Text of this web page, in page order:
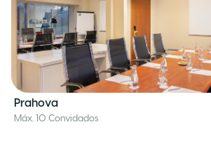
Prahova
Máx. 10 Convidados